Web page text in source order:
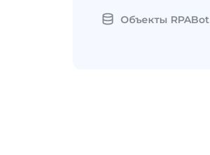
Объекты RPABot